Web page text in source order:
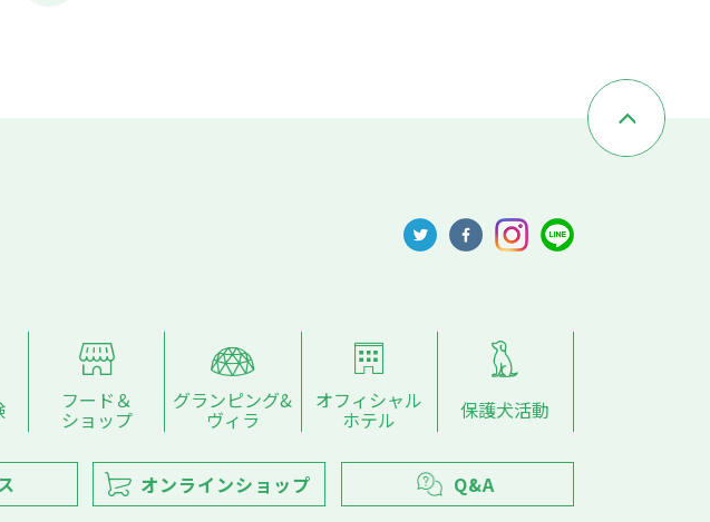
フード＆
ショップ
グランピング&
ヴィラ
オフィシャル
ホテル 保護犬活動
オンラインショップ Q&A